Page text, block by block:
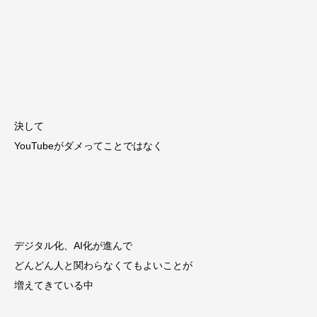
決して
YouTubeがダメってことではなく
デジタル化、AI化が進んで
どんどん人と関わらなくてもよいことが
増えてきている中